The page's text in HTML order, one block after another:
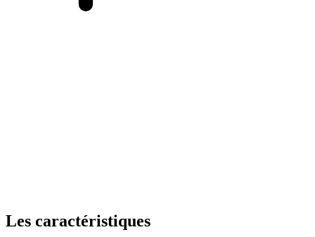
Les caractéristiques